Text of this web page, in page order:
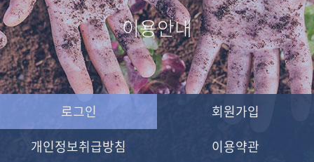
이용안내
로그인
회원가입
개인정보취급방침
이용약관